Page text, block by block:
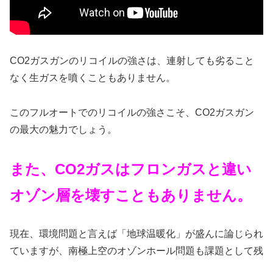
CO2ガスガンのリコイルの強さは、連射しても劣ること
なく生ガスを噴くこともありません。
このフルオートでのリコイルの強さこそ、CO2ガスガン
の最大の魅力でしょう。
また、CO2ガスはフロンガスと違い
オゾン層を壊すこともありません。
現在、環境問題と言えば「地球温暖化」が盛んに論じられ
ていますが、南極上空のオゾンホール問題も課題として残